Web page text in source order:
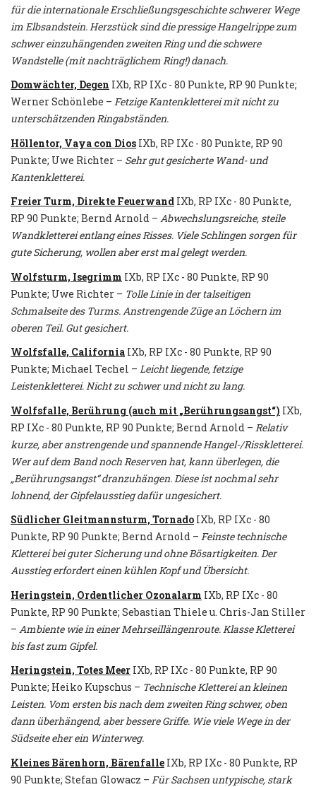
für die internationale Erschließungsgeschichte schwerer Wege
im Elbsandstein. Herzstück sind die pressige Hangelrippe zum
schwer einzuhängenden zweiten Ring und die schwere
Wandstelle (mit nachträglichem Ring!) danach.
Domwächter, Degen IXb, RP IXc - 80 Punkte, RP 90 Punkte;
Werner Schönlebe – Fetzige Kantenkletterei mit nicht zu
unterschätzenden Ringabständen.
Höllentor, Vaya con Dios IXb, RP IXc - 80 Punkte, RP 90
Punkte; Uwe Richter – Sehr gut gesicherte Wand- und
Kantenkletterei.
Freier Turm, Direkte Feuerwand IXb, RP IXc - 80 Punkte,
RP 90 Punkte; Bernd Arnold – Abwechslungsreiche, steile
Wandkletterei entlang eines Risses. Viele Schlingen sorgen für
gute Sicherung, wollen aber erst mal gelegt werden.
Wolfsturm, Isegrimm IXb, RP IXc - 80 Punkte, RP 90
Punkte; Uwe Richter – Tolle Linie in der talseitigen
Schmalseite des Turms. Anstrengende Züge an Löchern im
oberen Teil. Gut gesichert.
Wolfsfalle, California IXb, RP IXc - 80 Punkte, RP 90
Punkte; Michael Techel – Leicht liegende, fetzige
Leistenkletterei. Nicht zu schwer und nicht zu lang.
Wolfsfalle, Berührung (auch mit „Berührungsangst“) IXb,
RP IXc - 80 Punkte, RP 90 Punkte; Bernd Arnold – Relativ
kurze, aber anstrengende und spannende Hangel-/Risskletterei.
Wer auf dem Band noch Reserven hat, kann überlegen, die
„Berührungsangst“ dranzuhängen. Diese ist nochmal sehr
lohnend, der Gipfelausstieg dafür ungesichert.
Südlicher Gleitmannsturm, Tornado IXb, RP IXc - 80
Punkte, RP 90 Punkte; Bernd Arnold – Feinste technische
Kletterei bei guter Sicherung und ohne Bösartigkeiten. Der
Ausstieg erfordert einen kühlen Kopf und Übersicht.
Heringstein, Ordentlicher Ozonalarm IXb, RP IXc - 80
Punkte, RP 90 Punkte; Sebastian Thiele u. Chris-Jan Stiller
– Ambiente wie in einer Mehrseillängenroute. Klasse Kletterei
bis fast zum Gipfel.
Heringstein, Totes Meer IXb, RP IXc - 80 Punkte, RP 90
Punkte; Heiko Kupschus – Technische Kletterei an kleinen
Leisten. Vom ersten bis nach dem zweiten Ring schwer, oben
dann überhängend, aber bessere Griffe. Wie viele Wege in der
Südseite eher ein Winterweg.
Kleines Bärenhorn, Bärenfalle IXb, RP IXc - 80 Punkte, RP
90 Punkte; Stefan Glowacz – Für Sachsen untypische, stark